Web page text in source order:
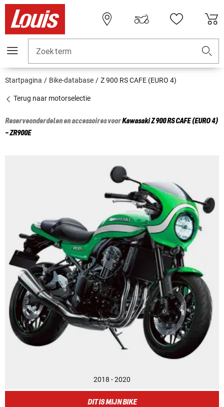
Zoekterm
Startpagina Bike-database Z 900 RS CAFE (EURO 4)
Terug naar motorselectie
Reserveonderdelen en accessoires voorKawasakiZ 900 RS CAFE (EURO 4)
- ZR900E
2018 - 2020
DIT IS MIJN BIKE